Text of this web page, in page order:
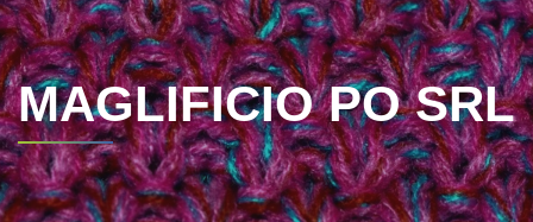
MAGLIFICIO PO SRL